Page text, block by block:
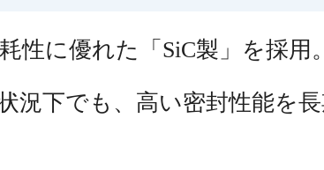
性に優れた「SiC製」を採用。
況下でも、高い密封性能を